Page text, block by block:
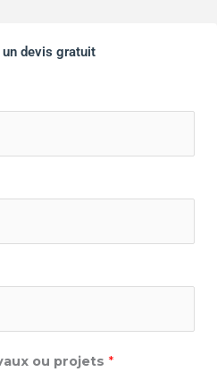
un devis gratuit
ou projets *